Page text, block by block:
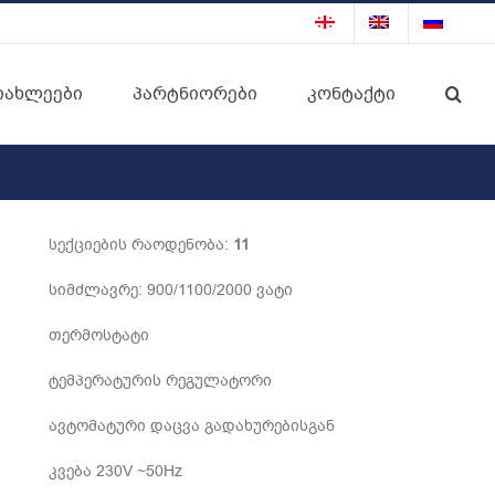
პარტნიორები კონტაქტი
სექციების რაოდენობა: 11
სიმძლავრე: 900/1100/2000 ვატი
თერმოსტატი
ტემპერატურის რეგულატორი
ავტომატური დაცვა გადახურებისგან
კვება 230V ~50Hz